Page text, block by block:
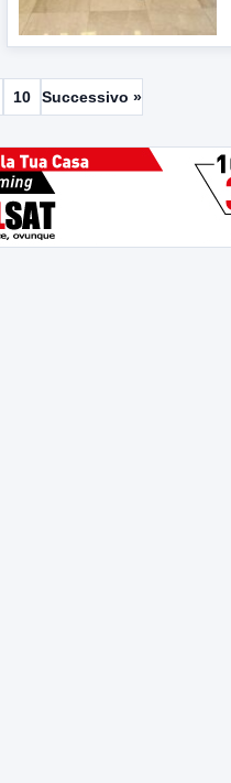
10 Successivo »